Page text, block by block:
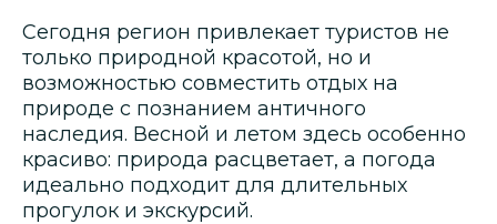
Сегодня регион привлекает туристов не
только природной красотой, но и
возможностью совместить отдых на
природе с познанием античного
наследия. Весной и летом здесь особенно
красиво: природа расцветает, а погода
идеально подходит для длительных
прогулок и экскурсий.